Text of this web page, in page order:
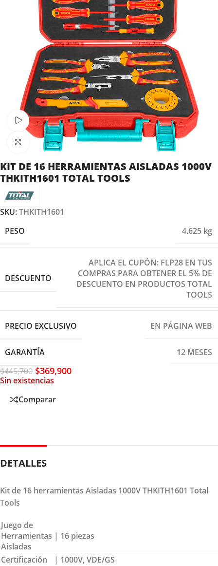
Ver vídeo
Clic para ampliar
KIT DE 16 HERRAMIENTAS AISLADAS 1000V
THKITH1601 TOTAL TOOLS
SKU:THKITH1601
PESO
4.625 kg
DESCUENTO
APLICA EL CUPÓN: FLP28 EN TUS
COMPRAS PARA OBTENER EL 5% DE
DESCUENTO EN PRODUCTOS TOTAL
TOOLS
PRECIO EXCLUSIVO EN PÁGINA WEB
GARANTÍA
12 MESES
$445,700 $369,900
Sin existencias
Comparar
DETALLES
Kit de 16 herramientas Aisladas 1000V THKITH1601 Total
Tools
Juego de
Herramientas
Aisladas
| 16 piezas
Certificación
| 1000V, VDE/GS